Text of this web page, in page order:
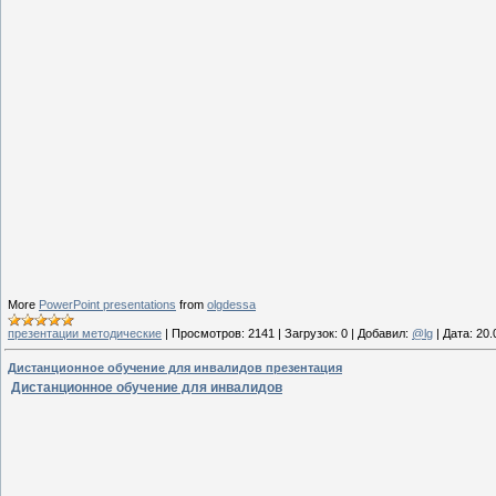
More PowerPoint presentations from olgdessa
презентации методические | Просмотров: 2141 | Загрузок: 0 | Добавил: @lg | Дата:
Дистанционное обучение для инвалидов презентация
Дистанционное обучение для инвалидов